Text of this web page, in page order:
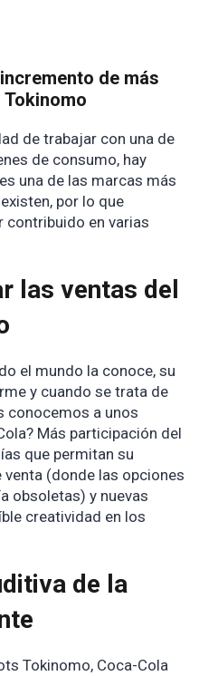
de más
Tokinomo
de trabajar con una de
de consumo, hay
una de las marcas más
por lo que
contribuido en varias
las ventas del
el mundo la conoce, su
y cuando se trata de
conocemos a unos
Más participación del
que permitan su
(donde las opciones
obsoletas) y nuevas
creatividad en los
de la
Tokinomo, Coca-Cola